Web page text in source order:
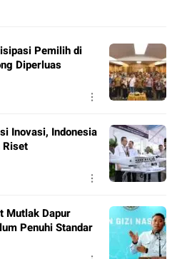
Pemilih di
Diperluas
Inovasi, Indonesia
Mutlak Dapur
Penuhi Standar